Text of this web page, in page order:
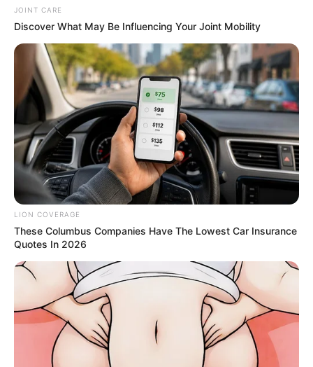
Olena Zelenska's Life Changed Overnight
BRAINBERRIES
JOINT CARE
Discover What May Be Influencing Your Joint Mobility
LION COVERAGE
These Columbus Companies Have The Lowest Car Insurance
Quotes In 2026